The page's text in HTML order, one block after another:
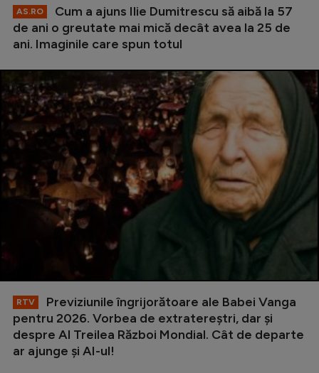
AS.RO
Cum a ajuns Ilie Dumitrescu să aibă la 57
de ani o greutate mai mică decât avea la 25 de
ani. Imaginile care spun totul
RTV
Previziunile îngrijorătoare ale Babei Vanga
pentru 2026. Vorbea de extratereștri, dar și
despre Al Treilea Război Mondial. Cât de departe
ar ajunge și AI-ul!